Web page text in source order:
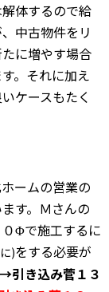
体するので給
中古物件をリ
に増やす場合
。それに加え
ケースもたく
ームの営業の
す。Ｍさんの
Φで施工するに
)をする必要が
引き込み菅１３